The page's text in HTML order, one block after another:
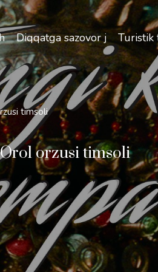
sayohatlarning o'ziga xos
Diqqatga sazovor joylarTuristik
timsoli
orzusi timsoli